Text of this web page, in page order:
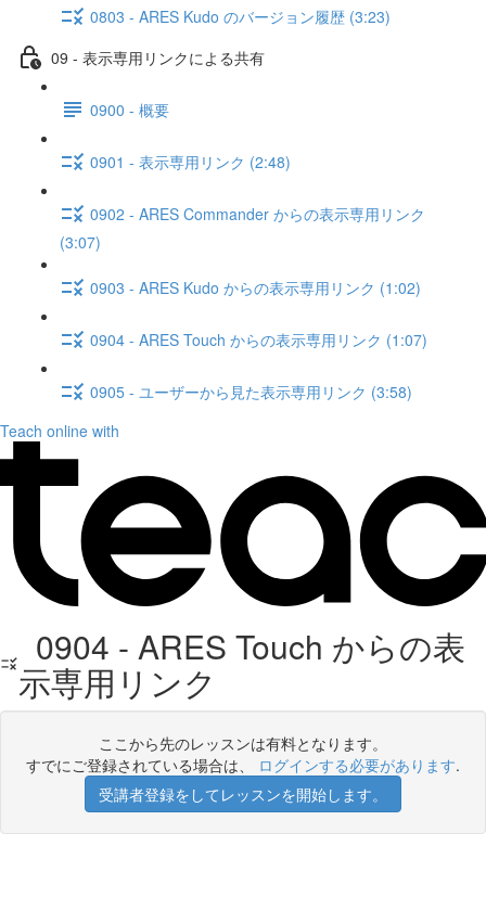
0803 - ARES Kudo のバージョン履歴 (3:23)
09 - 表示専用リンクによる共有
0900 - 概要
0901 - 表示専用リンク (2:48)
0902 - ARES Commander からの表示専用リンク
(3:07)
0903 - ARES Kudo からの表示専用リンク (1:02)
0904 - ARES Touch からの表示専用リンク (1:07)
0905 - ユーザーから見た表示専用リンク (3:58)
Teach online with
0904 - ARES Touch からの表
示専用リンク
ここから先のレッスンは有料となります。
すでにご登録されている場合は、 ログインする必要があります.
受講者登録をしてレッスンを開始します。